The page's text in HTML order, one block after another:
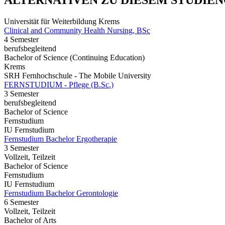
Universität für Weiterbildung Krems
Clinical and Community Health Nursing, BSc
4 Semester
berufsbegleitend
Bachelor of Science (Continuing Education)
Krems
SRH Fernhochschule - The Mobile University
FERNSTUDIUM - Pflege (B.Sc.)
3 Semester
berufsbegleitend
Bachelor of Science
Fernstudium
IU Fernstudium
Fernstudium Bachelor Ergotherapie
3 Semester
Vollzeit, Teilzeit
Bachelor of Science
Fernstudium
IU Fernstudium
Fernstudium Bachelor Gerontologie
6 Semester
Vollzeit, Teilzeit
Bachelor of Arts